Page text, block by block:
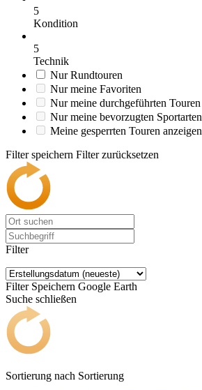
5
Kondition
5
Technik
Nur Rundtouren
Nur meine Favoriten
Nur meine durchgeführten Touren
Nur meine bevorzugten Sportarten
Meine gesperrten Touren anzeigen
Filter speichern Filter zurücksetzen
Filter
Filter Speichern Google Earth
Suche schließen
Sortierung nach Sortierung